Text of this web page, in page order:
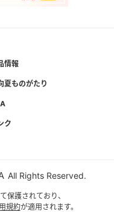
情報
夏ものがたり
ク
All Rights Reserved.
保護されており、
規約が適用されます。